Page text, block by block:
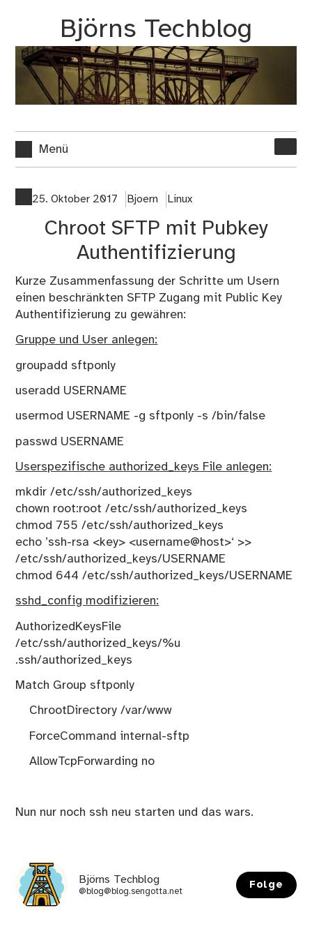
springen
Björns Techblog
Menü
nach:
25. Oktober 2017 Bjoern Linux
Chroot SFTP mit Pubkey
Authentifizierung
Kurze Zusammenfassung der Schritte um Usern
einen beschränkten SFTP Zugang mit Public Key
Authentifizierung zu gewähren:
Gruppe und User anlegen:
groupadd sftponly
useradd USERNAME
usermod USERNAME -g sftponly -s /bin/false
passwd USERNAME
Userspezifische authorized_keys File anlegen:
mkdir /etc/ssh/authorized_keys
chown root:root /etc/ssh/authorized_keys
chmod 755 /etc/ssh/authorized_keys
echo ’ssh-rsa <key> <username@host>‘ >>
/etc/ssh/authorized_keys/USERNAME
chmod 644 /etc/ssh/authorized_keys/USERNAME
sshd_config modifizieren:
AuthorizedKeysFile
/etc/ssh/authorized_keys/%u
.ssh/authorized_keys
Match Group sftponly
ChrootDirectory /var/www
ForceCommand internal-sftp
AllowTcpForwarding no
Nun nur noch ssh neu starten und das wars.
Björns Techblog
@blog@blog.sengotta.net
Folge